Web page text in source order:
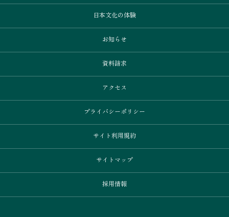
日本文化の体験
お知らせ
資料請求
アクセス
プライバシーポリシー
サイト利用規約
サイトマップ
採用情報